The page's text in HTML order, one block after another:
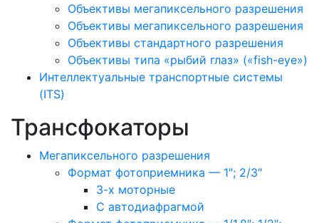
Объективы мегапиксельного разрешения
Объективы мегапиксельного разрешения
Объективы стандартного разрешения
Объективы типа «рыбий глаз» («fish-eye»)
Интеллектуальные транспортные системы
(ITS)
Трансфокаторы
Мегапиксельного разрешения
Формат фотоприемника — 1″; 2/3″
3-х моторные
С автодиафрагмой